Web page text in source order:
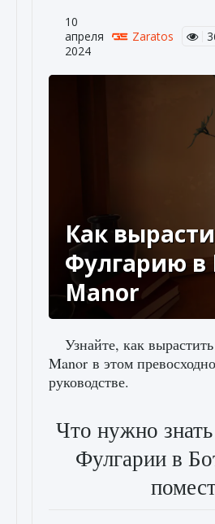
10
апреля
2024
Zaratos
Как
Фулгарию в
Manor
Узнайте, как
Manor в этом
руководстве.
Что нужно
Фулгарии в